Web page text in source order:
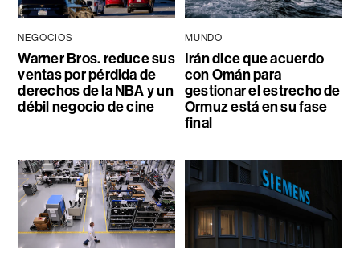
NEGOCIOS
Warner Bros. reduce sus
ventas por pérdida de
derechos de la NBA y un
débil negocio de cine
MUNDO
Irán dice que acuerdo
con Omán para
gestionar el estrecho de
Ormuz está en su fase
final